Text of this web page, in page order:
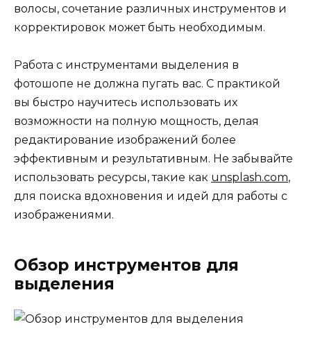
волосы, сочетание различных инструментов и
корректировок может быть необходимым.
Работа с инструментами выделения в
фотошопе не должна пугать вас. С практикой
вы быстро научитесь использовать их
возможности на полную мощность, делая
редактирование изображений более
эффективным и результативным. Не забывайте
использовать ресурсы, такие как unsplash.com,
для поиска вдохновения и идей для работы с
изображениями.
Обзор инструментов для
выделения